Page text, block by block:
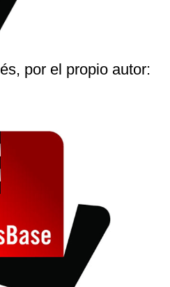
por el propio autor: